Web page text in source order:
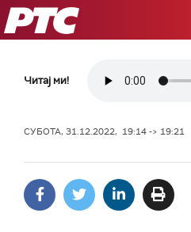
РТС
Читај ми!
СУБОТА, 31.12.2022, 19:14 -> 19:21